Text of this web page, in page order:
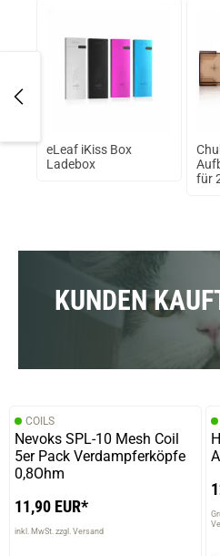
eLeaf iKiss Box
Ladebox
für
KUNDEN
COILS
Nevoks SPL-10 Mesh Coil
5er Pack Verdampferköpfe
0,8Ohm
11,90 EUR*
inkl. MwSt. zzgl. Versand